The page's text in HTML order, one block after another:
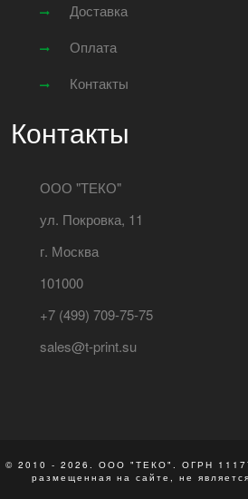
Доставка
Оплата
Контакты
Контакты
ООО "ТЕКО"
ул. Покровка, 11
г. Москва
101000
+7 (499) 709-75-75
sales@t-print.su
© 2010 - 2026. ООО "ТЕКО". ОГРН
размещенная на сайте, не